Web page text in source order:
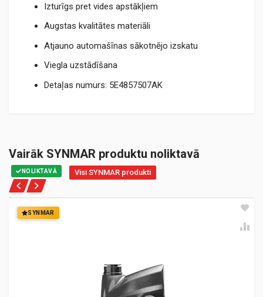
Izturīgs pret vides apstākļiem
Augstas kvalitātes materiāli
Atjauno automašīnas sākotnējo izskatu
Viegla uzstādīšana
Detaļas numurs: 5E4857507AK
Vairāk SYNMAR produktu noliktavā
NOLIKTAVĀ Visi SYNMAR produkti
SYNMAR